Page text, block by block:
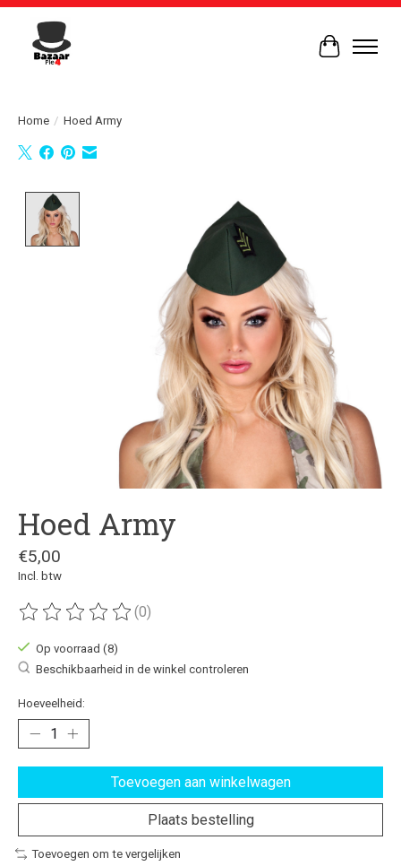
Home / Hoed Army
Product image slideshow Items
Hoed Army
€5,00
Incl. btw
De beoordeling van dit product is
(0)
Op voorraad (8)
Beschikbaarheid in de winkel controleren
Hoeveelheid:
Toevoegen aan winkelwagen
Plaats bestelling
Toevoegen om te vergelijken